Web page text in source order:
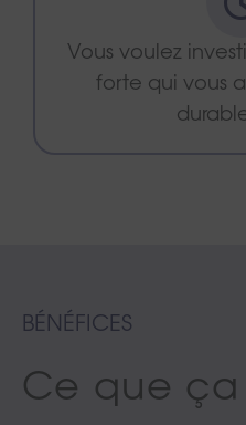
Vous voulez
forte qui vous
BÉNÉFICES
Ce que ça